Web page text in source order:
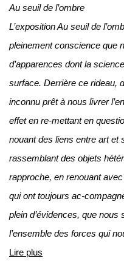
Au seuil de l’ombre
L’exposition Au seuil de
pleinement conscience que
d’apparences dont la
surface. Derrière ce rideau,
inconnu prêt à nous livrer
effet en re-mettant en
nouant des liens entre art et
rassemblant des objets
rapproche, en renouant
qui ont toujours ac-
plein d’évidences, que
l’ensemble des forces qui
Lire plus